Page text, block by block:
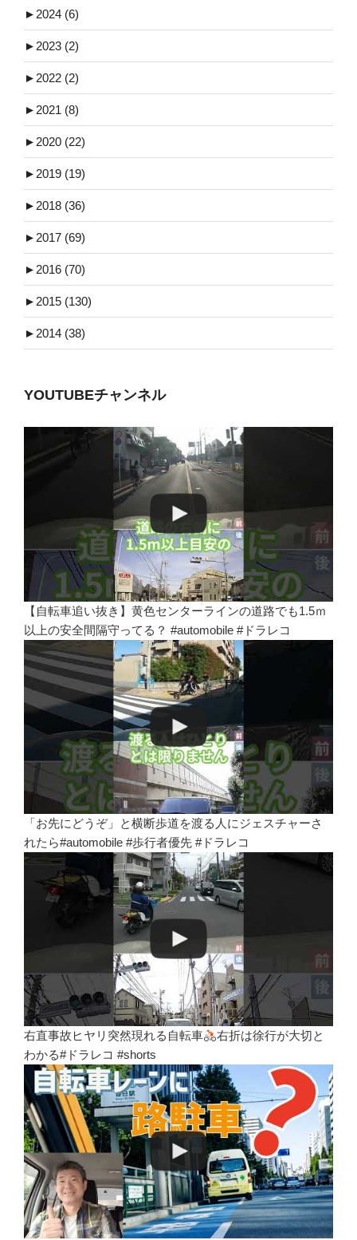
► 2024 (6)
► 2023 (2)
► 2022 (2)
► 2021 (8)
► 2020 (22)
► 2019 (19)
► 2018 (36)
► 2017 (69)
► 2016 (70)
► 2015 (130)
► 2014 (38)
YOUTUBEチャンネル
【自転車追い抜き】黄色センターラインの道路でも1.5ｍ
以上の安全間隔守ってる？ #automobile #ドラレコ
「お先にどうぞ」と横断歩道を渡る人にジェスチャーさ
れたら#automobile #歩行者優先 #ドラレコ
右直事故ヒヤリ突然現れる自転車
右折は徐行が大切と
わかる#ドラレコ #shorts